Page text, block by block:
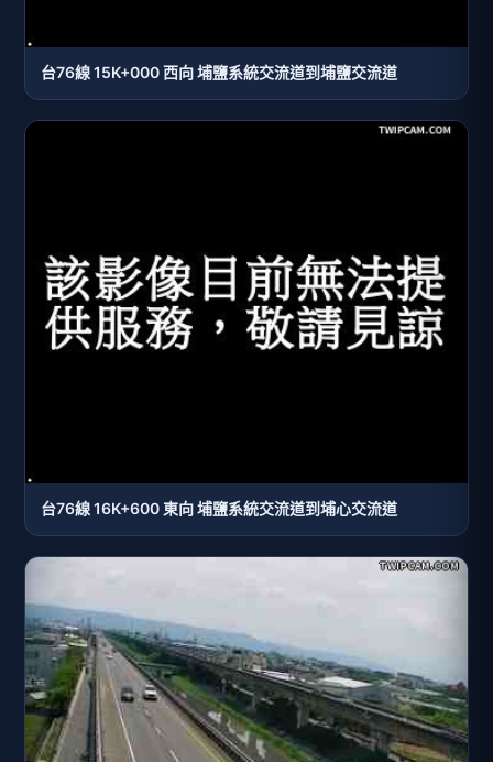
台76線 15K+000 西向 埔鹽系統交流道到埔鹽交流道
台76線 16K+600 東向 埔鹽系統交流道到埔心交流道